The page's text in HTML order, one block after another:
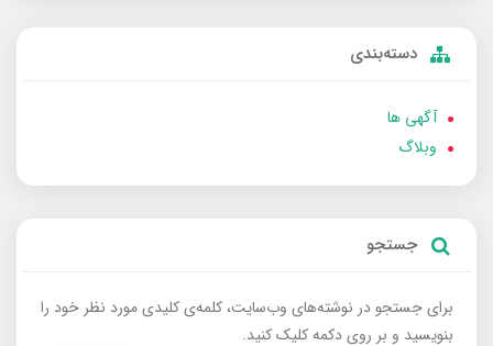
دسته‌بندی
آگهی ها
وبلاگ
جستجو
برای جستجو در نوشته‌های وب‌سایت، کلمه‌ی کلیدی مورد نظر خود را
بنویسید و بر روی دکمه کلیک کنید.